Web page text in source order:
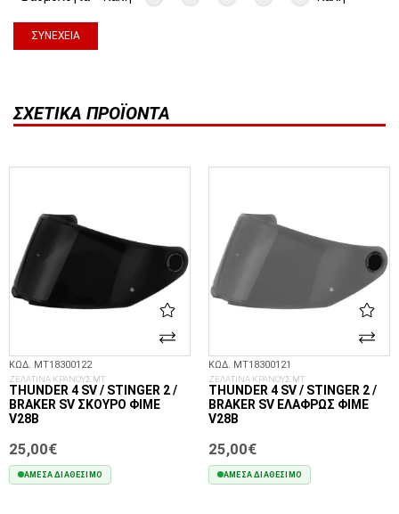
ΣΥΝΈΧΕΙΑ
ΣΧΕΤΙΚΆ ΠΡΟΪΌΝΤΑ
ΚΩΔ. MT18300122
ΖΕΛΑΤΙΝΑ ΚΡΑΝΟΥΣ MT
THUNDER 4 SV / STINGER 2 /
BRAKER SV ΣΚΟΎΡΟ ΦΙΜΈ
V28B
25,00€
ΆΜΕΣΑ ΔΙΑΘΈΣΙΜΟ
ΚΩΔ. MT18300121
ΖΕΛΑΤΙΝΑ ΚΡΑΝΟΥΣ MT
THUNDER 4 SV / STINGER 2 /
BRAKER SV ΕΛΑΦΡΏΣ ΦΙΜΈ
V28B
25,00€
ΆΜΕΣΑ ΔΙΑΘΈΣΙΜΟ